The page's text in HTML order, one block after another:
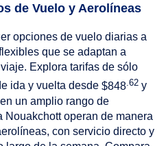
de Vuelo y Aerolíneas
opciones de vuelo diarias a
que se adaptan a
Explora tarifas de sólo
ida y vuelta desde $848 .62 y
un amplio rango de
Nouakchott operan de manera
con servicio directo y